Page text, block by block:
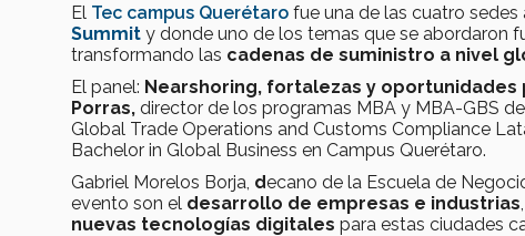
El Tec campus Querétaro fue una de las cuatro
Summit y donde uno de los temas que se abordaron
transformando las cadenas de suministro a nivel
El panel: Nearshoring, fortalezas y oportunidades
Porras, director de los programas MBA y MBA-GBS de
Global Trade Operations and Customs Compliance
Bachelor in Global Business en Campus Querétaro.
Gabriel Morelos Borja, decano de la Escuela de
evento son el desarrollo de empresas e industrias
nuevas tecnologías digitales para estas ciudades